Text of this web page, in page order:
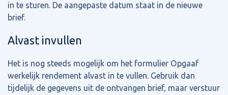
in te sturen. De aangepaste datum staat in de nieuwe
brief.
Alvast invullen
Het is nog steeds mogelijk om het formulier Opgaaf
werkelijk rendement alvast in te vullen. Gebruik dan
tijdelijk de gegevens uit de ontvangen brief, maar verstuur